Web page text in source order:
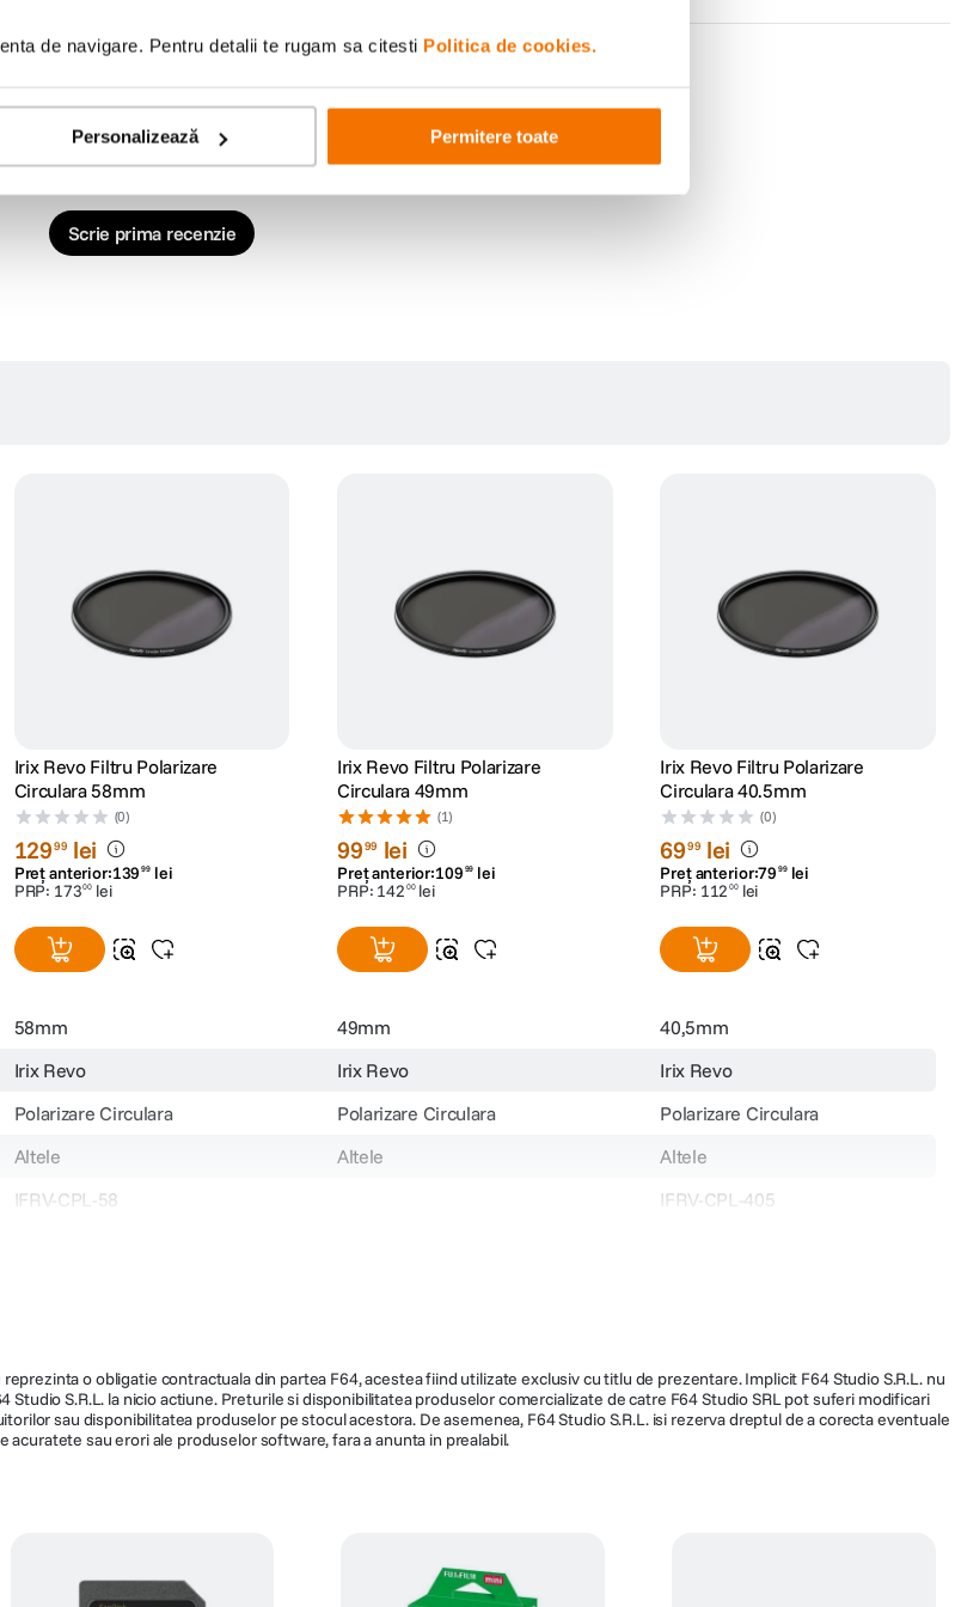
de navigare. Pentru detalii te rugam sa citesti Politica de cookies.
Personalizează Permitere toate
Scrie prima recenzie
Irix Revo Filtru Polarizare
Circulara 58mm
(0)
12999 lei
Preț anterior:139 99 lei
PRP: 17300 lei
Irix Revo Filtru Polarizare
Circulara 49mm
(1)
9999 lei
Preț anterior:109 99 lei
PRP: 142 00 lei
Irix Revo Filtru Polarizare
Circulara 40.5mm
(0)
6999 lei
Preț anterior:79 99 lei
PRP: 112 00 lei
58mm 49mm
40,5mm
Irix Revo Irix Revo
Irix Revo
Polarizare Circulara Polarizare Circulara
Polarizare Circulara
Altele Altele
Altele
IFRV-CPL-58
IFRV-CPL-405
o obligatie contractuala din partea F64, acestea fiind utilizate exclusiv cu titlu de prezentare. Implicit F64 Studio S.R.L. nu
S.R.L. la nicio actiune. Preturile si disponibilitatea produselor comercializate de catre F64 Studio SRL pot suferi modificari
sau disponibilitatea produselor pe stocul acestora. De asemenea, F64 Studio S.R.L. isi rezerva dreptul de a corecta eventuale
sau erori ale produselor software, fara a anunta in prealabil.